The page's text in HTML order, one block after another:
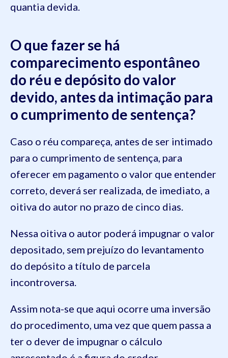
quantia devida.
O que fazer se há
comparecimento espontâneo
do réu e depósito do valor
devido, antes da intimação para
o cumprimento de sentença?
Caso o réu compareça, antes de ser intimado
para o cumprimento de sentença, para
oferecer em pagamento o valor que entender
correto, deverá ser realizada, de imediato, a
oitiva do autor no prazo de cinco dias.
Nessa oitiva o autor poderá impugnar o valor
depositado, sem prejuízo do levantamento
do depósito a título de parcela
incontroversa.
Assim nota-se que aqui ocorre uma inversão
do procedimento, uma vez que quem passa a
ter o dever de impugnar o cálculo